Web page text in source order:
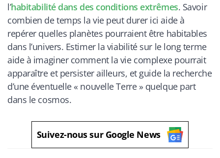
l’habitabilité dans des conditions extrêmes. Savoir
combien de temps la vie peut durer ici aide à
repérer quelles planètes pourraient être habitables
dans l’univers. Estimer la viabilité sur le long terme
aide à imaginer comment la vie complexe pourrait
apparaître et persister ailleurs, et guide la recherche
d’une éventuelle « nouvelle Terre » quelque part
dans le cosmos.
Suivez-nous sur Google News